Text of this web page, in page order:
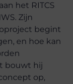
het RITCS
Zijn
begint
en hoe kan
bouwt hij
op,